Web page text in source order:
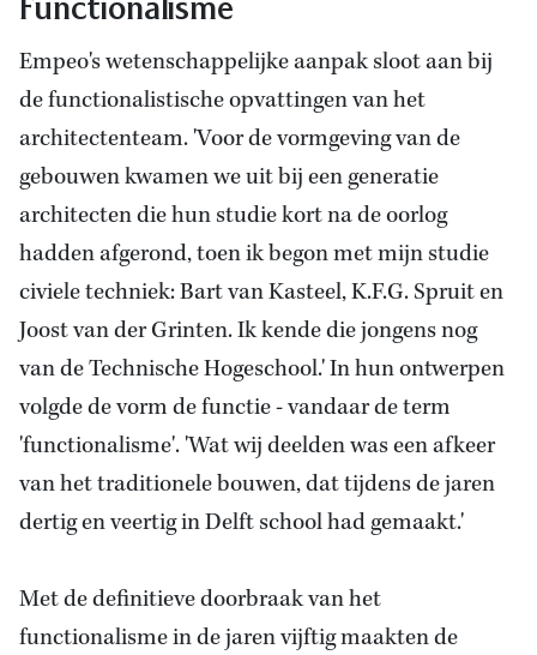
Functionalisme
Empeo's wetenschappelijke aanpak sloot aan bij
de functionalistische opvattingen van het
architectenteam. 'Voor de vormgeving van de
gebouwen kwamen we uit bij een generatie
architecten die hun studie kort na de oorlog
hadden afgerond, toen ik begon met mijn studie
civiele techniek: Bart van Kasteel, K.F.G. Spruit en
Joost van der Grinten. Ik kende die jongens nog
van de Technische Hogeschool.' In hun ontwerpen
volgde de vorm de functie - vandaar de term
'functionalisme'. 'Wat wij deelden was een afkeer
van het traditionele bouwen, dat tijdens de jaren
dertig en veertig in Delft school had gemaakt.'
Met de definitieve doorbraak van het
functionalisme in de jaren vijftig maakten de